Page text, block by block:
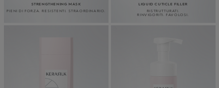
STRENGTHENING MASK
PIENI DI FORZA. RESISTENTI. STRAORDINARIO.
LIQUID CUTICLE FILLER
RISTRUTTURATI.
RINVIGORITI. FAVOLOSI.